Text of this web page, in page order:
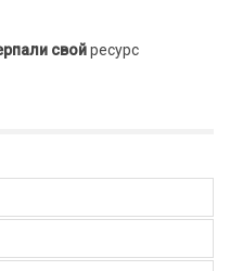
свойресурс